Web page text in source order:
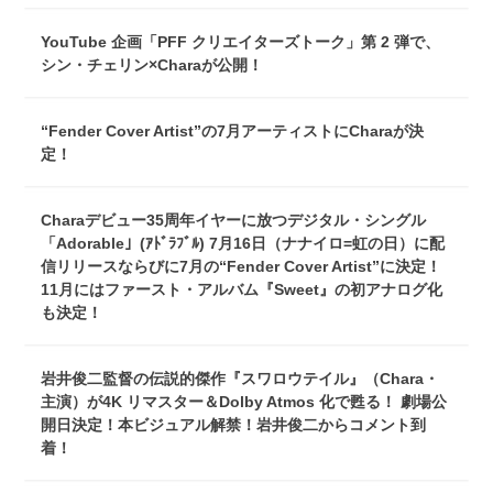
YouTube 企画「PFF クリエイターズトーク」第 2 弾で、
シン・チェリン×Charaが公開！
“Fender Cover Artist”の7月アーティストにCharaが決
定！
Charaデビュー35周年イヤーに放つデジタル・シングル
「Adorable」(ｱﾄﾞﾗﾌﾞﾙ) 7月16日（ナナイロ=虹の日）に配
信リリースならびに7月の“Fender Cover Artist”に決定！
11月にはファースト・アルバム『Sweet』の初アナログ化
も決定！
岩井俊二監督の伝説的傑作『スワロウテイル』（Chara・
主演）が4K リマスター＆Dolby Atmos 化で甦る！ 劇場公
開日決定！本ビジュアル解禁！岩井俊二からコメント到
着！